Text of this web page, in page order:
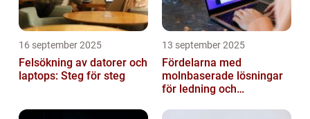
16 september 2025
Felsökning av datorer och
laptops: Steg för steg
13 september 2025
Fördelarna med
molnbaserade lösningar
för ledning och